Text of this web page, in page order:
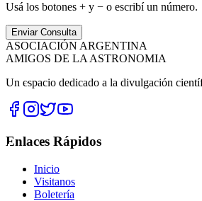
Usá los botones + y − o escribí un número.
Enviar Consulta
ASOCIACIÓN ARGENTINA
AMIGOS DE LA ASTRONOMIA
Un espacio dedicado a la divulgación
Enlaces Rápidos
Inicio
Visitanos
Boletería